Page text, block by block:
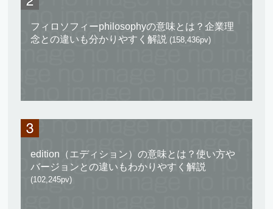
フィロソフィーphilosophyの意味とは？企業理
念との違いも分かりやすく解説 (158,436pv)
edition（エディション）の意味とは？使い方や
バージョンとの違いもわかりやすく解説
(102,245pv)